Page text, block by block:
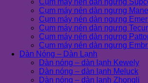
Cụm máy nén dàn ngưng
Cụm máy nén dàn ngưng
Cụm máy nén dàn ngưng
Cụm máy nén dàn ngưng
Cụm máy nén dàn ngưng
Cụm máy nén dàn ngưng
Dàn Nóng – Dàn Lạnh
Dàn nóng – dàn lạnh Kewely
Dàn nóng – dàn lạnh Meluck
Dàn nóng – dàn lạnh Zhongli